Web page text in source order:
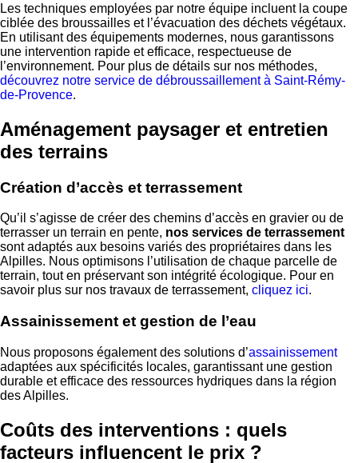
Les techniques employées par notre équipe incluent la coupe
ciblée des broussailles et l’évacuation des déchets végétaux.
En utilisant des équipements modernes, nous garantissons
une intervention rapide et efficace, respectueuse de
l’environnement. Pour plus de détails sur nos méthodes,
découvrez notre service de débroussaillement à Saint-Rémy-
de-Provence.
Aménagement paysager et entretien
des terrains
Création d’accès et terrassement
Qu’il s’agisse de créer des chemins d’accès en gravier ou de
terrasser un terrain en pente, nos services de terrassement
sont adaptés aux besoins variés des propriétaires dans les
Alpilles. Nous optimisons l’utilisation de chaque parcelle de
terrain, tout en préservant son intégrité écologique. Pour en
savoir plus sur nos travaux de terrassement, cliquez ici.
Assainissement et gestion de l’eau
Nous proposons également des solutions d’assainissement
adaptées aux spécificités locales, garantissant une gestion
durable et efficace des ressources hydriques dans la région
des Alpilles.
Coûts des interventions : quels
facteurs influencent le prix ?